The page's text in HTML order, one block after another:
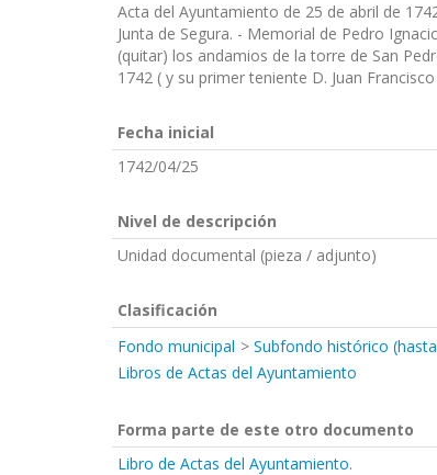
Acta del Ayuntamiento de 25 de abril de
Junta de Segura. - Memorial de Pedro
(quitar) los andamios de la torre de San
1742 ( y su primer teniente D. Juan
Fecha inicial
1742/04/25
Nivel de descripción
Unidad documental (pieza / adjunto)
Clasificación
Fondo municipal
Subfondo histórico
Libros de Actas del Ayuntamiento
Forma parte de este otro documento
Libro de Actas del Ayuntamiento.